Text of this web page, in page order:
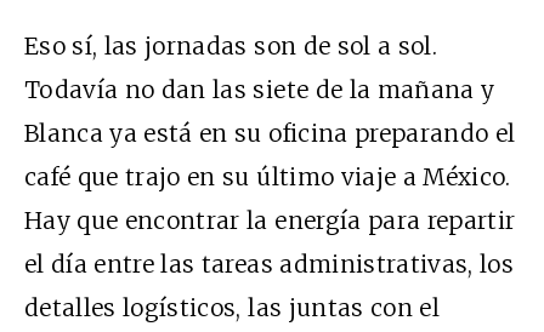
Eso sí, las jornadas son de sol a sol.
Todavía no dan las siete de la mañana y
Blanca ya está en su oficina preparando el
café que trajo en su último viaje a México.
Hay que encontrar la energía para repartir
el día entre las tareas administrativas, los
detalles logísticos, las juntas con el